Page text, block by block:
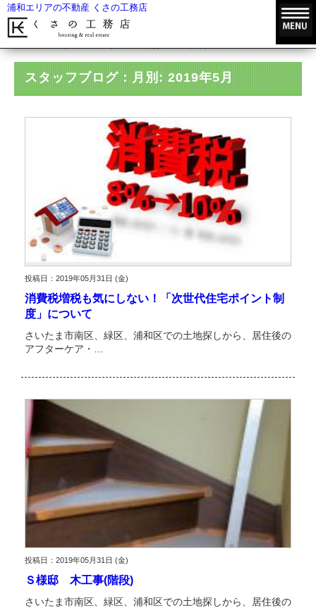
浦和エリアの不動産 くさの工務店
スタッフブログ：月別: 2019年5月
投稿日：2019年05月31日 (金)
消費税増税も気にしない！「次世代住宅ポイント制
度」について
さいたま市南区、緑区、浦和区での土地探しから、居住後の
アフターケア・…
投稿日：2019年05月31日 (金)
Ｓ様邸 木工事(階段)
さいたま市南区、緑区、浦和区での土地探しから、居住後の